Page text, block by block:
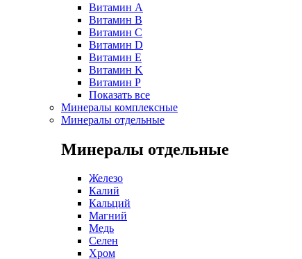
Витамин A
Витамин B
Витамин C
Витамин D
Витамин E
Витамин K
Витамин P
Показать все
Минералы комплексные
Минералы отдельные
Минералы отдельные
Железо
Калий
Кальций
Магний
Медь
Селен
Хром